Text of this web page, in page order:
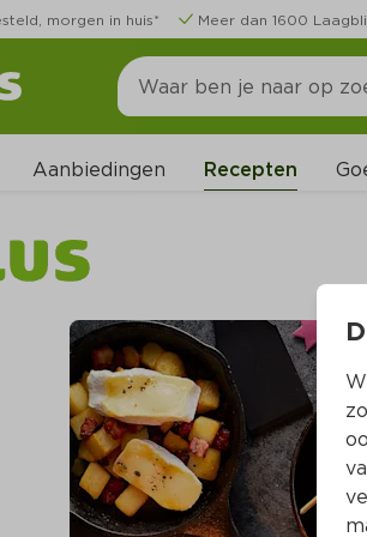
morgen in huis* Meer dan 1600
Aanbiedingen Recepten